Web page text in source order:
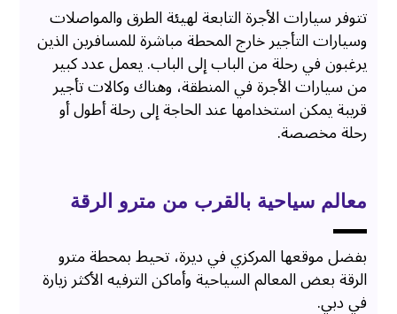
تتوفر سيارات الأجرة التابعة لهيئة الطرق والمواصلات
وسيارات التأجير خارج المحطة مباشرة للمسافرين الذين
يرغبون في رحلة من الباب إلى الباب. يعمل عدد كبير
من سيارات الأجرة في المنطقة، وهناك وكالات تأجير
قريبة يمكن استخدامها عند الحاجة إلى رحلة أطول أو
رحلة مخصصة.
معالم سياحية بالقرب من مترو الرقة
بفضل موقعها المركزي في ديرة، تحيط بمحطة مترو
الرقة بعض المعالم السياحية وأماكن الترفيه الأكثر زيارة
في دبي.